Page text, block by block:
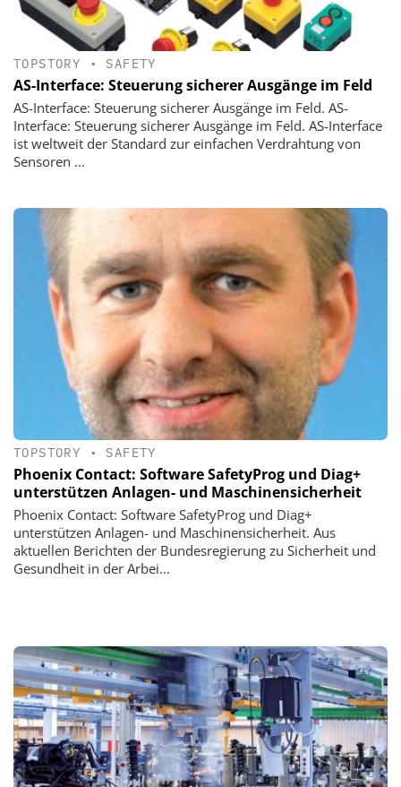
TOPSTORY • SAFETY
AS-Interface: Steuerung sicherer Ausgänge im Feld
AS-Interface: Steuerung sicherer Ausgänge im Feld. AS-
Interface: Steuerung sicherer Ausgänge im Feld. AS-Interface
ist weltweit der Standard zur einfachen Verdrahtung von
Sensoren ...
TOPSTORY • SAFETY
Phoenix Contact: Software SafetyProg und Diag+
unterstützen Anlagen- und Maschinensicherheit
Phoenix Contact: Software SafetyProg und Diag+
unterstützen Anlagen- und Maschinensicherheit. Aus
aktuellen Berichten der Bundesregierung zu Sicherheit und
Gesundheit in der Arbei...